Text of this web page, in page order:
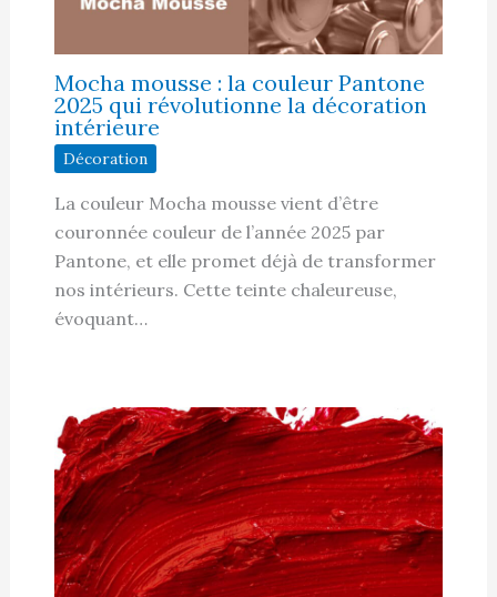
Mocha mousse : la couleur Pantone
2025 qui révolutionne la décoration
intérieure
Décoration
La couleur Mocha mousse vient d’être
couronnée couleur de l’année 2025 par
Pantone, et elle promet déjà de transformer
nos intérieurs. Cette teinte chaleureuse,
évoquant…